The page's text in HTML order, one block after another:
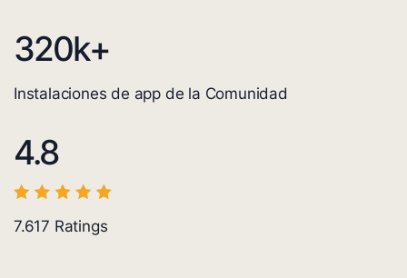
320k+
Instalaciones de app de la Comunidad
4.8
7.617 Ratings